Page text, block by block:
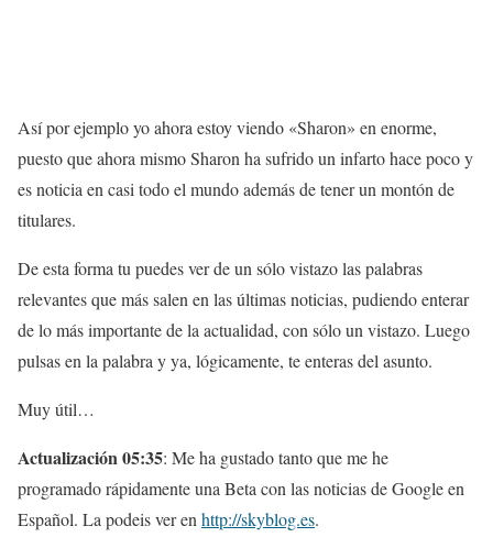
Así por ejemplo yo ahora estoy viendo «Sharon» en enorme,
puesto que ahora mismo Sharon ha sufrido un infarto hace poco y
es noticia en casi todo el mundo además de tener un montón de
titulares.
De esta forma tu puedes ver de un sólo vistazo las palabras
relevantes que más salen en las últimas noticias, pudiendo enterar
de lo más importante de la actualidad, con sólo un vistazo. Luego
pulsas en la palabra y ya, lógicamente, te enteras del asunto.
Muy útil…
Actualización 05:35: Me ha gustado tanto que me he
programado rápidamente una Beta con las noticias de Google en
Español. La podeis ver enhttp://skyblog.es.